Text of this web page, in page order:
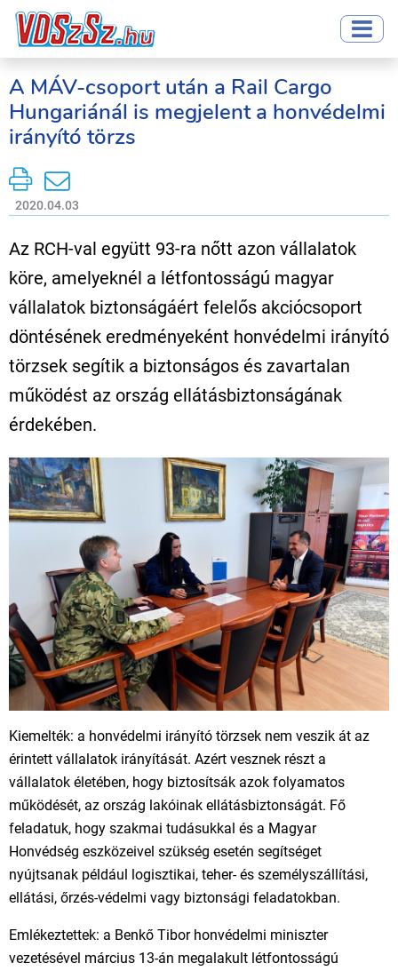
A MÁV-csoport után a Rail Cargo
Hungariánál is megjelent a honvédelmi
irányító törzs
2020.04.03
Az RCH-val együtt 93-ra nőtt azon vállalatok
köre, amelyeknél a létfontosságú magyar
vállalatok biztonságáért felelős akciócsoport
döntésének eredményeként honvédelmi irányító
törzsek segítik a biztonságos és zavartalan
működést az ország ellátásbiztonságának
érdekében.
Kiemelték: a honvédelmi irányító törzsek nem veszik át az
érintett vállalatok irányítását. Azért vesznek részt a
vállalatok életében, hogy biztosítsák azok folyamatos
működését, az ország lakóinak ellátásbiztonságát. Fő
feladatuk, hogy szakmai tudásukkal és a Magyar
Honvédség eszközeivel szükség esetén segítséget
nyújtsanak például logisztikai, teher- és személyszállítási,
ellátási, őrzés-védelmi vagy biztonsági feladatokban.
Emlékeztettek: a Benkő Tibor honvédelmi miniszter
vezetésével március 13-án megalakult létfontosságú